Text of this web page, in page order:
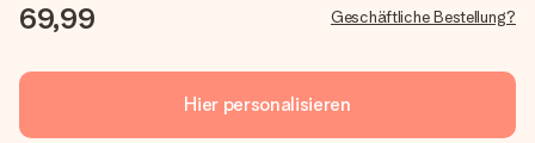
69,99 Geschäftliche Bestellung?
Hier personalisieren